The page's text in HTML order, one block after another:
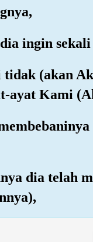
ingin
(akan
ayat Kami
dia telah